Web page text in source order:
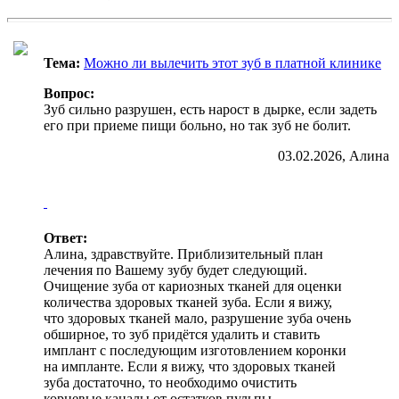
Тема: Можно ли вылечить этот зуб в платной клинике
Вопрос:
Зуб сильно разрушен, есть нарост в дырке, если задеть
его при приеме пищи больно, но так зуб не болит.
03.02.2026, Алина
Ответ:
Алина, здравствуйте. Приблизительный план
лечения по Вашему зубу будет следующий.
Очищение зуба от кариозных тканей для оценки
количества здоровых тканей зуба. Если я вижу,
что здоровых тканей мало, разрушение зуба очень
обширное, то зуб придётся удалить и ставить
имплант с последующим изготовлением коронки
на импланте. Если я вижу, что здоровых тканей
зуба достаточно, то необходимо очистить